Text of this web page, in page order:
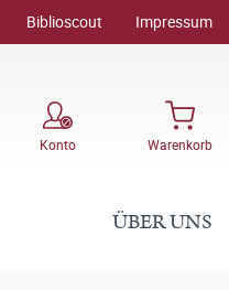
Biblioscout Impressum
Konto Warenkorb
ÜBER UNS